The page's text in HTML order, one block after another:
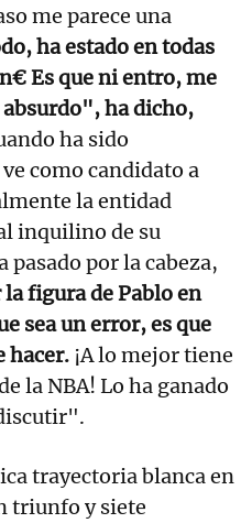
me parece una
ha estado en todas
Es que ni entro, me
ha dicho,
ha sido
como candidato a
la entidad
inquilino de su
por la cabeza,
la figura de Pablo en
sea un error, es que
hacer. ¡A lo mejor tiene
la NBA! Lo ha ganado
trayectoria blanca en
triunfo y siete